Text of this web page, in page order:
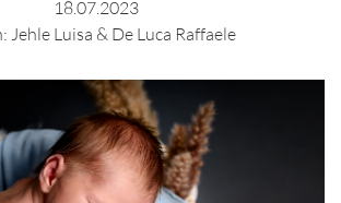
18.07.2023
Jehle Luisa & De Luca Raffaele